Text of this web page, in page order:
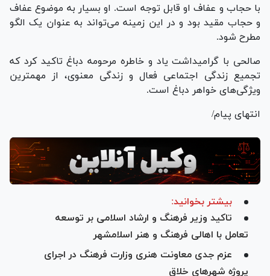
با حجاب و عفاف او قابل توجه است. او بسیار به موضوع عفاف
و حجاب مقید بود و در این زمینه می‌تواند به عنوان یک الگو
مطرح شود.
صالحی با گرامیداشت یاد و خاطره مرحومه دباغ تاکید کرد که
تجمیع زندگی اجتماعی فعال و زندگی معنوی، از مهمترین
ویژگی‌های خواهر دباغ است.
انتهای پیام/
بیشتر بخوانید:
تاکید وزیر فرهنگ و ارشاد اسلامی بر توسعه
تعامل با اهالی فرهنگ و هنر اسلامشهر
عزم جدی معاونت هنری وزارت فرهنگ در اجرای
پروژه شهر‌های خلاق